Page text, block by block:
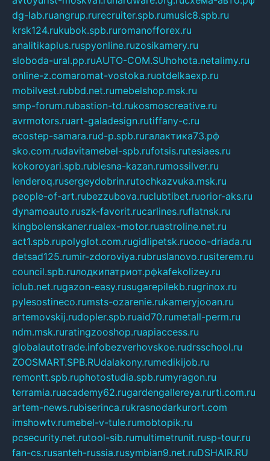
dg-lab.ruangrup.rurecruiter.spb.rumusic8.spb.ru
krsk124.rukubok.spb.ruromanofforex.ru
analitikaplus.ruspyonline.ruzosikamery.ru
sloboda-ural.pp.ruAUTO-COM.SUhohota.netalimy.ru
online-z.comaromat-vostoka.ruotdelkaexp.ru
mobilvest.rubbd.net.rumebelshop.msk.ru
smp-forum.rubastion-td.rukosmoscreative.ru
avrmotors.ruart-galadesign.rutiffany-c.ru
ecostep-samara.rud-p.spb.ruгалактика73.рф
sko.com.rudavitamebel-spb.rufotsis.rutesiaes.ru
kokoroyari.spb.rublesna-kazan.rumossilver.ru
lenderoq.rusergeydobrin.rutochkazvuka.msk.ru
people-of-art.rubezzubova.ruclubtibet.ruorior-aks.ru
dynamoauto.ruszk-favorit.rucarlines.ruflatnsk.ru
kingbolenskaner.rualex-motor.ruastroline.net.ru
act1.spb.rupolyglot.com.rugidlipetsk.ruooo-driada.ru
detsad125.rumir-zdoroviya.rubruslanovo.rusiterem.ru
council.spb.ruлодкипатриот.рфkafekolizey.ru
iclub.net.rugazon-easy.rusugarepilekb.rugrinox.ru
pylesostineco.rumsts-ozarenie.rukameryjooan.ru
artemovskij.rudopler.spb.ruaid70.rumetall-perm.ru
ndm.msk.ruratingzooshop.ruapiaccess.ru
globalautotrade.infobezverhovskoe.rudrsschool.ru
ZOOSMART.SPB.RUdalakony.rumedikijob.ru
remontt.spb.ruphotostudia.spb.rumyragon.ru
terramia.ruacademy62.rugardengallereya.rurti.com.ru
artem-news.rubiserinca.rukrasnodarkurort.com
imshowtv.rumebel-v-tule.rumobtopik.ru
pcsecurity.net.rutool-sib.rumultimetrunit.rusp-tour.ru
fan-cs.rusanteh-russia.rusymbian9.net.ruDSHAIR.RU